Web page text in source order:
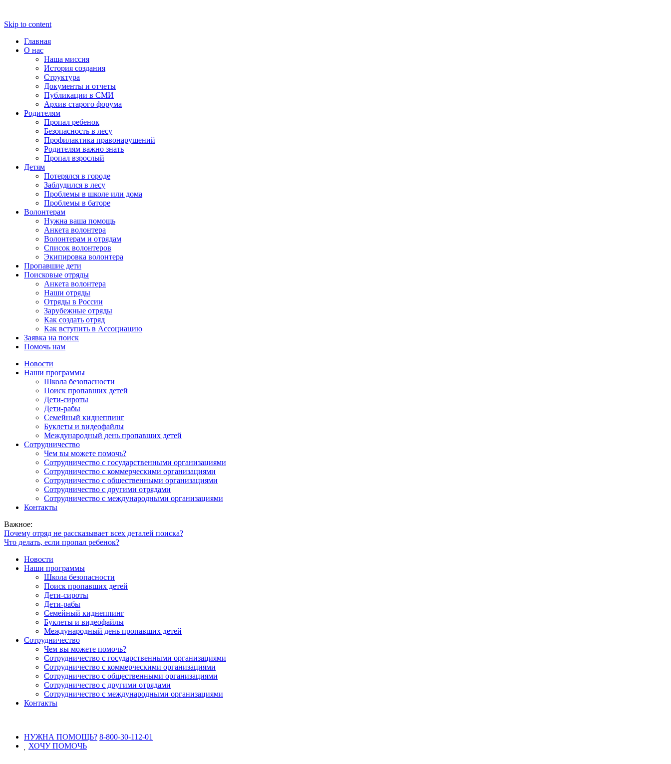
Skip to content
Главная
О нас
Наша миссия
История создания
Структура
Документы и отчеты
Публикации в СМИ
Архив старого форума
Родителям
Пропал ребенок
Безопасность в лесу
Профилактика правонарушений
Родителям важно знать
Пропал взрослый
Детям
Потерялся в городе
Заблудился в лесу
Проблемы в школе или дома
Проблемы в баторе
Волонтерам
Нужна ваша помощь
Анкета волонтера
Волонтерам и отрядам
Список волонтеров
Экипировка волонтера
Пропавшие дети
Поисковые отряды
Анкета волонтера
Наши отряды
Отряды в России
Зарубежные отряды
Как создать отряд
Как вступить в Ассоциацию
Заявка на поиск
Помочь нам
Новости
Наши программы
Школа безопасности
Поиск пропавших детей
Дети-сироты
Дети-рабы
Семейный киднеппинг
Буклеты и видеофайлы
Международный день пропавших детей
Сотрудничество
Чем вы можете помочь?
Сотрудничество с государственными организациями
Сотрудничество с коммерческими организациями
Сотрудничество с общественными организациями
Сотрудничество с другими отрядами
Сотрудничество с международными организациями
Контакты
Важное:
Почему отряд не рассказывает всех деталей поиска?
Что делать, если пропал ребенок?
Новости
Наши программы
Школа безопасности
Поиск пропавших детей
Дети-сироты
Дети-рабы
Семейный киднеппинг
Буклеты и видеофайлы
Международный день пропавших детей
Сотрудничество
Чем вы можете помочь?
Сотрудничество с государственными организациями
Сотрудничество с коммерческими организациями
Сотрудничество с общественными организациями
Сотрудничество с другими отрядами
Сотрудничество с международными организациями
Контакты
НУЖНА ПОМОЩЬ? 8-800-30-112-01
ХОЧУПОМОЧЬ